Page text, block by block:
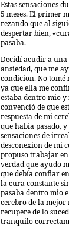
Estas sensaciones
5 meses. El primer
rezando que al
despertar bien,
pasaba.
Decidí acudir a una
ansiedad, que me
condicion. No tomé
ya que ella me
estaba dentro mio
convenció de que
respuesta de mi
que habia pasado, y
sensaciones de
desconexion de mi
propuso trabajar
verdad que ayudo
que debía confiar
la cura constante
pasaba dentro mio
cerebro de la mejor
recupere de lo
tranquilo